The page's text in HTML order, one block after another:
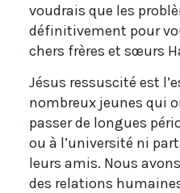
voudrais que les
définitivement pour
chers frères et sœurs
Jésus ressuscité est
nombreux jeunes qui
passer de longues
ou à l’université ni
leurs amis. Nous
des relations